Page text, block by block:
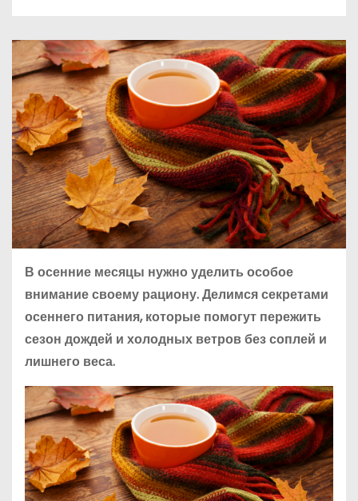
В осенние месяцы нужно уделить особое
внимание своему рациону. Делимся секретами
осеннего питания, которые помогут пережить
сезон дождей и холодных ветров без соплей и
лишнего веса.